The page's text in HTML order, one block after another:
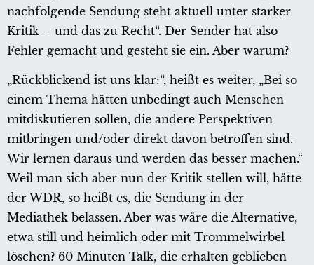
nachfolgende Sendung steht aktuell unter starker
Kritik – und das zu Recht“. Der Sender hat also
Fehler gemacht und gesteht sie ein. Aber warum?
„Rückblickend ist uns klar:“, heißt es weiter, „Bei so
einem Thema hätten unbedingt auch Menschen
mitdiskutieren sollen, die andere Perspektiven
mitbringen und/oder direkt davon betroffen sind.
Wir lernen daraus und werden das besser machen.“
Weil man sich aber nun der Kritik stellen will, hätte
der WDR, so heißt es, die Sendung in der
Mediathek belassen. Aber was wäre die Alternative,
etwa still und heimlich oder mit Trommelwirbel
löschen? 60 Minuten Talk, die erhalten geblieben